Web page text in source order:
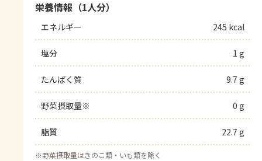
栄養情報（1人分）
エネルギー 245 kcal
塩分 1 g
たんぱく質 9.7 g
野菜摂取量※ 0 g
脂質 22.7 g
※野菜摂取量はきのこ類・いも類を除く